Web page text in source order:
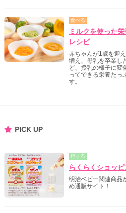
食べる
ミルクを使った
レシピ
赤ちゃんが1歳を迎
増え、母乳を卒業し
ど、授乳の様子に変
ってできる栄養たっ
す。
PICK UP
得する
らくらくショッ
明治ベビー関連商品
め通販サイト！